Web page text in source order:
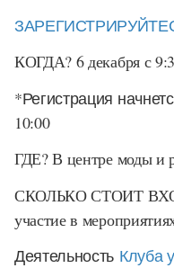
КОГДА? 6 декабря с
*Регистрация
10:00
ГДЕ? В центре моды и
СКОЛЬКО СТОИТ
участие в
Деятельность Клуба